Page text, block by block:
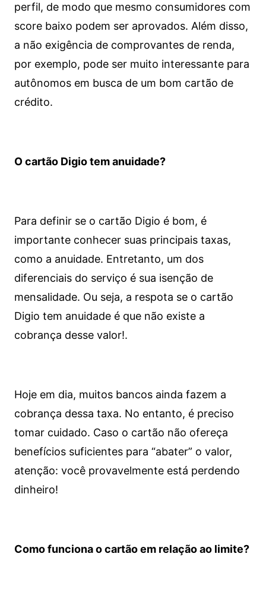
perfil, de modo que mesmo consumidores com
score baixo podem ser aprovados. Além disso,
a não exigência de comprovantes de renda,
por exemplo, pode ser muito interessante para
autônomos em busca de um bom cartão de
crédito.
O cartão Digio tem anuidade?
Para definir se o cartão Digio é bom, é
importante conhecer suas principais taxas,
como a anuidade. Entretanto, um dos
diferenciais do serviço é sua isenção de
mensalidade. Ou seja, a respota se o cartão
Digio tem anuidade é que não existe a
cobrança desse valor!.
Hoje em dia, muitos bancos ainda fazem a
cobrança dessa taxa. No entanto, é preciso
tomar cuidado. Caso o cartão não ofereça
benefícios suficientes para “abater” o valor,
atenção: você provavelmente está perdendo
dinheiro!
Como funciona o cartão em relação ao limite?